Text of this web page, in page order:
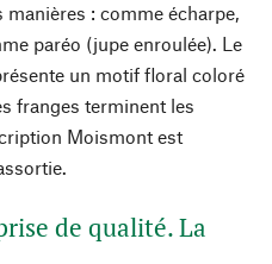
: comme écharpe,
paréo (jupe enroulée). Le
un motif floral coloré
franges terminent les
Moismont est
de qualité. La